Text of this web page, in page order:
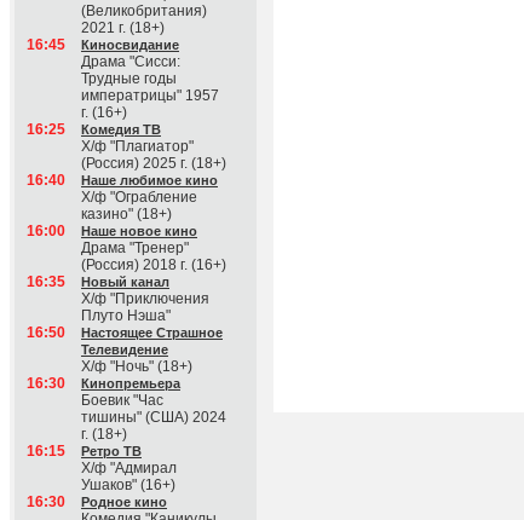
(Великобритания)
2021 г. (18+)
16:45
Киносвидание
Драма "Сисси:
Трудные годы
императрицы" 1957
г. (16+)
16:25
Комедия ТВ
Х/ф "Плагиатор"
(Россия) 2025 г. (18+)
16:40
Наше любимое кино
Х/ф "Ограбление
казино" (18+)
16:00
Наше новое кино
Драма "Тренер"
(Россия) 2018 г. (16+)
16:35
Новый канал
Х/ф "Приключения
Плуто Нэша"
16:50
Настоящее Страшное
Телевидение
Х/ф "Ночь" (18+)
16:30
Кинопремьера
Боевик "Час
тишины" (США) 2024
г. (18+)
16:15
Ретро ТВ
Х/ф "Адмирал
Ушаков" (16+)
16:30
Родное кино